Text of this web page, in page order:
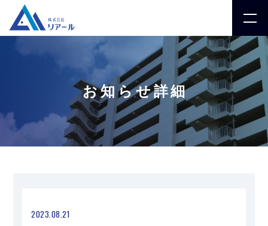
お知らせ詳細
2023.08.21